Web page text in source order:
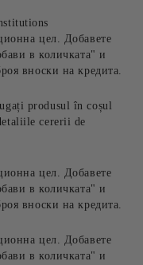
цел. Добавете
в количката" и
вноски на кредита.
produsul în coșul
cererii de
цел. Добавете
в количката" и
вноски на кредита.
цел. Добавете
в количката" и